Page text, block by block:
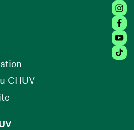
nouvelle fenêtre)
(ouvre une nouvelle
CHUV(ouvre une nouvelle